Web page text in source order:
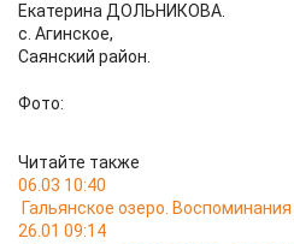
Екатерина ДОЛЬНИКОВА.
с. Агинское,
Саянский район.
Фото:
Читайте также
06.03 10:40
Гальянское озеро.
26.01 09:14